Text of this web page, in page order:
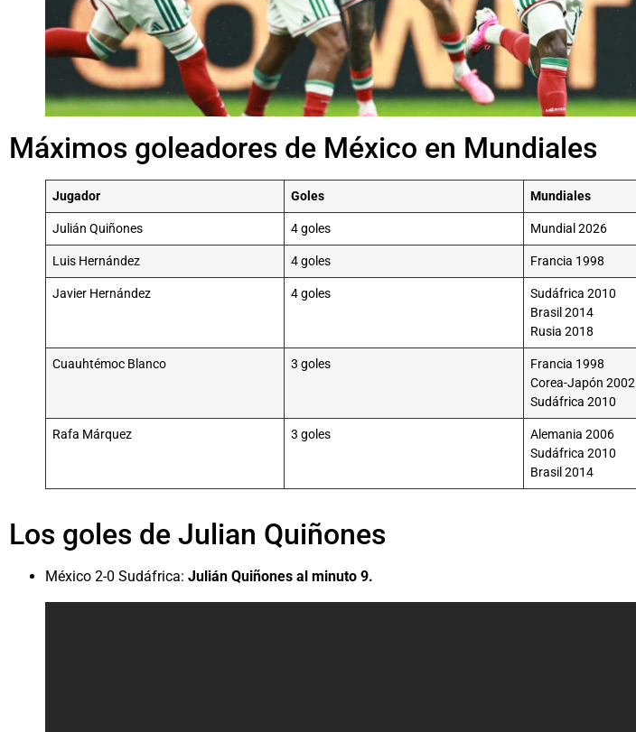
Máximos goleadores de México en Mundiales
Jugador Goles Mundiales
Julián Quiñones 4 goles Mundial 2026
Luis Hernández 4 goles Francia 1998
Javier Hernández 4 goles
Sudáfrica 2010
Brasil 2014
Rusia 2018
Cuauhtémoc Blanco 3 goles
Francia 1998
Corea-Japón 2002
Sudáfrica 2010
Rafa Márquez 3 goles
Alemania 2006
Sudáfrica 2010
Brasil 2014
Los goles de Julian Quiñones
México 2-0 Sudáfrica: Julián Quiñones al minuto 9.